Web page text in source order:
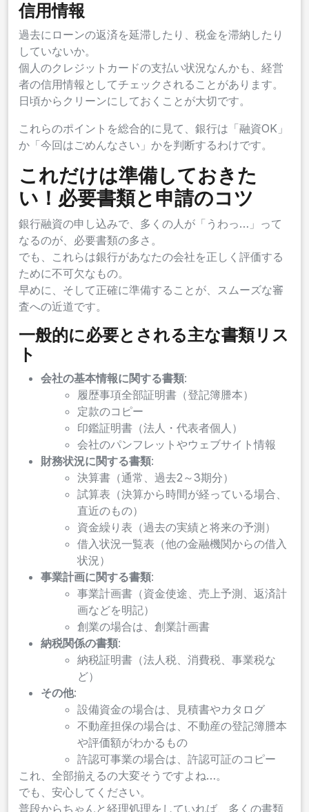
信用情報
過去にローンの返済を延滞したり、税金を滞納したり
していないか。
個人のクレジットカードの支払い状況なんかも、経営
者の信用情報としてチェックされることがあります。
日頃からクリーンにしておくことが大切です。
これらのポイントを総合的に見て、銀行は「融資OK」
か「今回はごめんなさい」かを判断するわけです。
これだけは準備しておきた
い！必要書類と申請のコツ
銀行融資の申し込みで、多くの人が「うわっ…」って
なるのが、必要書類の多さ。
でも、これらは銀行があなたの会社を正しく評価する
ために不可欠なもの。
早めに、そして正確に準備することが、スムーズな審
査への近道です。
一般的に必要とされる主な書類リス
ト
会社の基本情報に関する書類:
履歴事項全部証明書（登記簿謄本）
定款のコピー
印鑑証明書（法人・代表者個人）
会社のパンフレットやウェブサイト情報
財務状況に関する書類:
決算書（通常、過去2～3期分）
試算表（決算から時間が経っている場合、
直近のもの）
資金繰り表（過去の実績と将来の予測）
借入状況一覧表（他の金融機関からの借入
状況）
事業計画に関する書類:
事業計画書（資金使途、売上予測、返済計
画などを明記）
創業の場合は、創業計画書
納税関係の書類:
納税証明書（法人税、消費税、事業税な
ど）
その他:
設備資金の場合は、見積書やカタログ
不動産担保の場合は、不動産の登記簿謄本
や評価額がわかるもの
許認可事業の場合は、許認可証のコピー
これ、全部揃えるの大変そうですよね…。
でも、安心してください。
普段からちゃんと経理処理をしていれば、多くの書類